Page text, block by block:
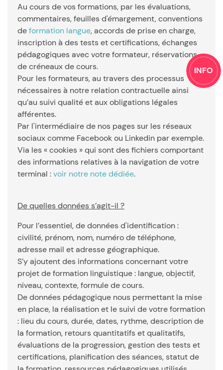
Au cours de vos formations, par les évaluations,
commentaires, feuilles d'émargement, conventions
deformation langue, accords de prise en charge,
inscription à des tests et certifications, échanges
pédagogiques avec votre formateur, réservations
de créneaux de cours.
Pour les formateurs, au travers des processus
nécessaires à notre relation contractuelle ainsi
qu’au suivi qualité et aux obligations légales
afférentes.
Par l'intermédiaire de nos pages sur les réseaux
sociaux comme Facebook ou Linkedin par exemple.
Via les « cookies » qui sont des fichiers comportant
des informations relatives à la navigation de votre
terminal :voir notre note dédiée.
De quelles données s’agit-il ?
Pour l’essentiel, de données d'identification :
civilité, prénom, nom, numéro de téléphone,
adresse mail et adresse géographique.
S’y ajoutent des informations concernant votre
projet de formation linguistique : langue, objectif,
niveau, contexte, formule de cours.
De données pédagogique nous permettant la mise
en place, la réalisation et le suivi de votre formation
: lieu du cours, durée, dates, rythme, description de
la formation, retours quantitatifs et qualitatifs,
évaluations de la progression, gestion des tests et
certifications, planification des séances, statut de
INFO